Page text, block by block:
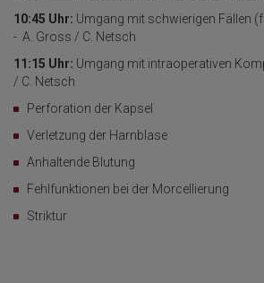
10:45 Uhr: Umgang mit schwierigen Fällen
- A. Gross / C. Netsch
11:15 Uhr: Umgang mit intraoperativen
/ C. Netsch
Perforation der Kapsel
Verletzung der Harnblase
Anhaltende Blutung
Fehlfunktionen bei der Morcellierung
Striktur